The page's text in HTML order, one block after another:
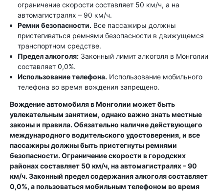
ограничение скорости составляет 50 км/ч, а на
автомагистралях – 90 км/ч.
Ремни безопасности. Все пассажиры должны
пристегиваться ремнями безопасности в движущемся
транспортном средстве.
Предел алкоголя: Законный лимит алкоголя в Монголии
составляет 0,0%.
Использование телефона. Использование мобильного
телефона во время вождения запрещено.
Вождение автомобиля в Монголии может быть
увлекательным занятием, однако важно знать местные
законы и правила. Обязательно наличие действующего
международного водительского удостоверения, и все
пассажиры должны быть пристегнуты ремнями
безопасности. Ограничение скорости в городских
районах составляет 50 км/ч, на автомагистралях – 90
км/ч. Законный предел содержания алкоголя составляет
0,0%, а пользоваться мобильным телефоном во время